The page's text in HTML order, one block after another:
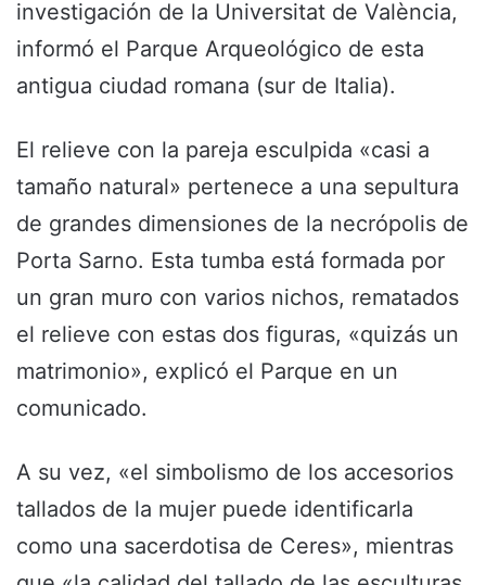
investigación de la Universitat de València,
informó el Parque Arqueológico de esta
antigua ciudad romana (sur de Italia).
El relieve con la pareja esculpida «casi a
tamaño natural» pertenece a una sepultura
de grandes dimensiones de la necrópolis de
Porta Sarno. Esta tumba está formada por
un gran muro con varios nichos, rematados
el relieve con estas dos figuras, «quizás un
matrimonio», explicó el Parque en un
comunicado.
A su vez, «el simbolismo de los accesorios
tallados de la mujer puede identificarla
como una sacerdotisa de Ceres», mientras